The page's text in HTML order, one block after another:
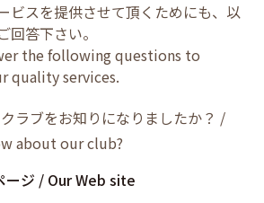
ビスを提供させて頂くためにも、以
回答下さい。
the following questions to
quality services.
ラブをお知りになりましたか？ /
about our club?
ージ / Our Web site